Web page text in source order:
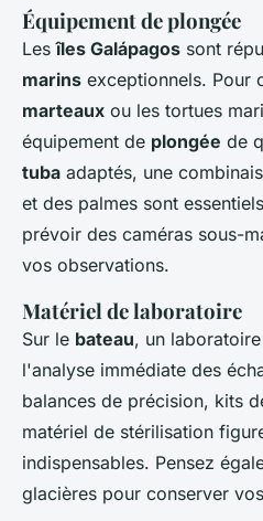
Équipement de plongée
Lesîles Galápagos sont
marins exceptionnels. Pour
marteaux ou les tortues
équipement de plongée de
tuba adaptés, une
et des palmes sont
prévoir des caméras sous-
vos observations.
Matériel de laboratoire
Sur le bateau, un
l'analyse immédiate des
balances de précision, kits
matériel de stérilisation
indispensables. Pensez
glacières pour conserver